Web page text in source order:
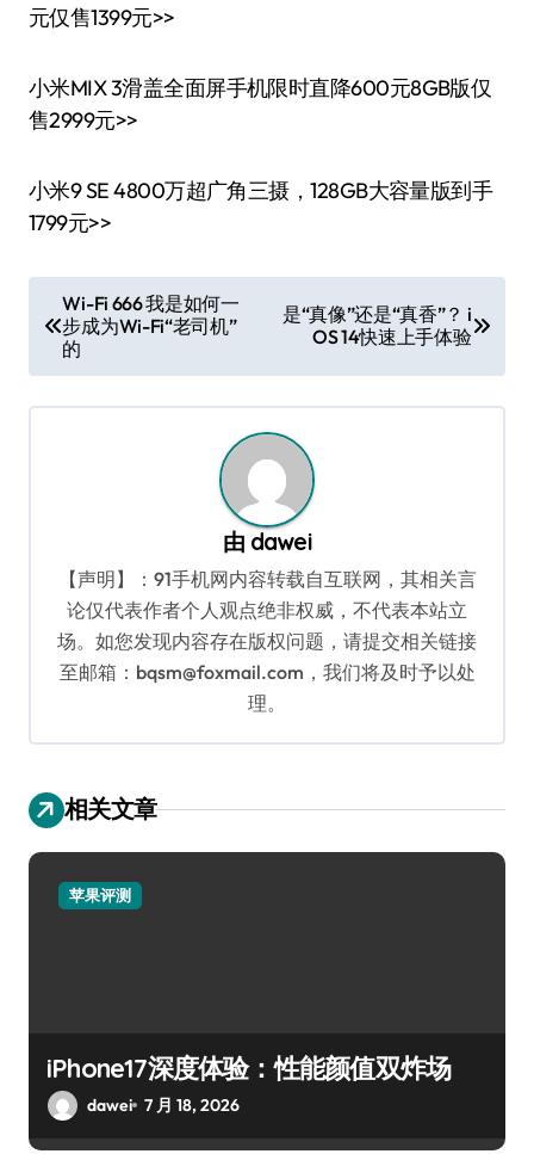
元仅售1399元>>
小米MIX 3滑盖全面屏手机限时直降600元8GB版仅
售2999元>>
小米9 SE 4800万超广角三摄，128GB大容量版到手
1799元>>
章
导
航
Wi-Fi 666 我是如何一
步成为Wi-Fi“老司机”
的
是“真像”还是“真香”？ i
OS 14快速上手体验
由 dawei
【声明】：91手机网内容转载自互联网，其相关言
论仅代表作者个人观点绝非权威，不代表本站立
场。如您发现内容存在版权问题，请提交相关链接
至邮箱：bqsm@foxmail.com，我们将及时予以处
理。
相关文章
苹果评测
iPhone17深度体验：性能颜值双炸场
dawei 7 月 18, 2026